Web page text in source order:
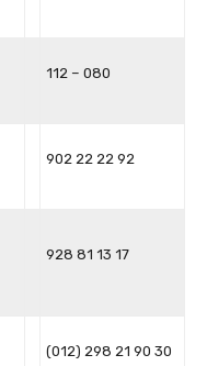
112 – 080
902 22 22 92
928 81 13 17
(012) 298 21 90 30